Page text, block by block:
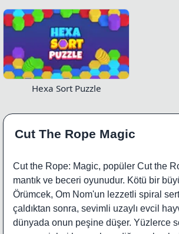
Hexa Sort Puzzle
Cut The Rope Magic
Cut the Rope: Magic, popüler Cut the
mantık ve beceri oyunudur. Kötü bir
Örümcek, Om Nom'un lezzetli spiral
çaldıktan sonra, sevimli uzaylı evcil
dünyada onun peşine düşer. Yüzlerce